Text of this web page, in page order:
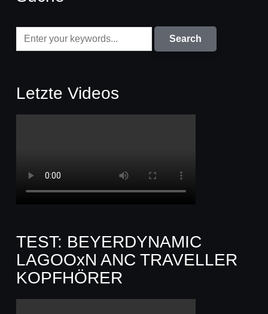
Letzte Videos
TEST: BEYERDYNAMIC
LAGOOxN ANC TRAVELLER
KOPFHÖRER